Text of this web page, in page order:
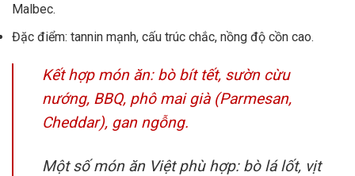
Malbec.
Đặc điểm: tannin mạnh, cấu trúc chắc, nồng độ cồn cao.
Kết hợp món ăn: bò bít tết, sườn cừu
nướng, BBQ, phô mai già (Parmesan,
Cheddar), gan ngỗng.
Một số món ăn Việt phù hợp: bò lá lốt, vịt